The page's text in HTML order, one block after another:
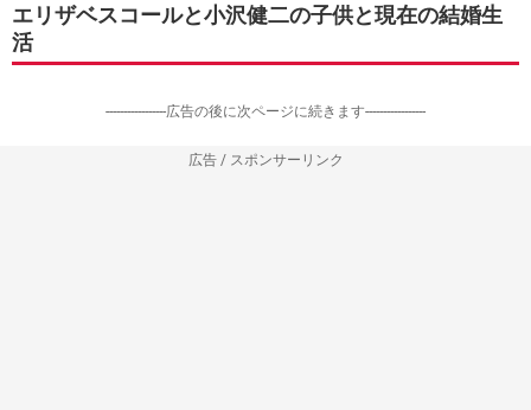
エリザベスコールと小沢健二の子供と現在の結婚生
活
-----------------広告の後に次ページに続きます-----------------
広告 / スポンサーリンク